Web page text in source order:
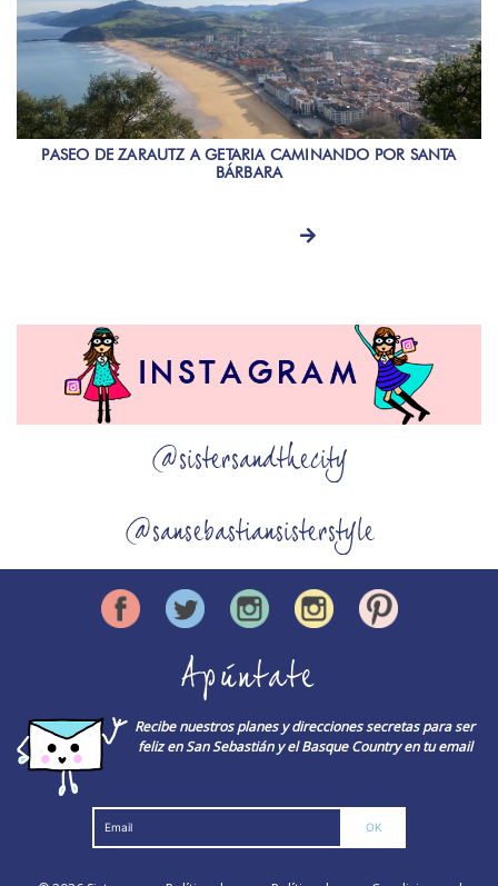
PASEO DE ZARAUTZ A GETARIA CAMINANDO POR SANTA
BÁRBARA
@sistersandthecity
@sansebastiansisterstyle
Apúntate
Recibe nuestros planes y direcciones secretas para ser
feliz en San Sebastián y el Basque Country en tu email